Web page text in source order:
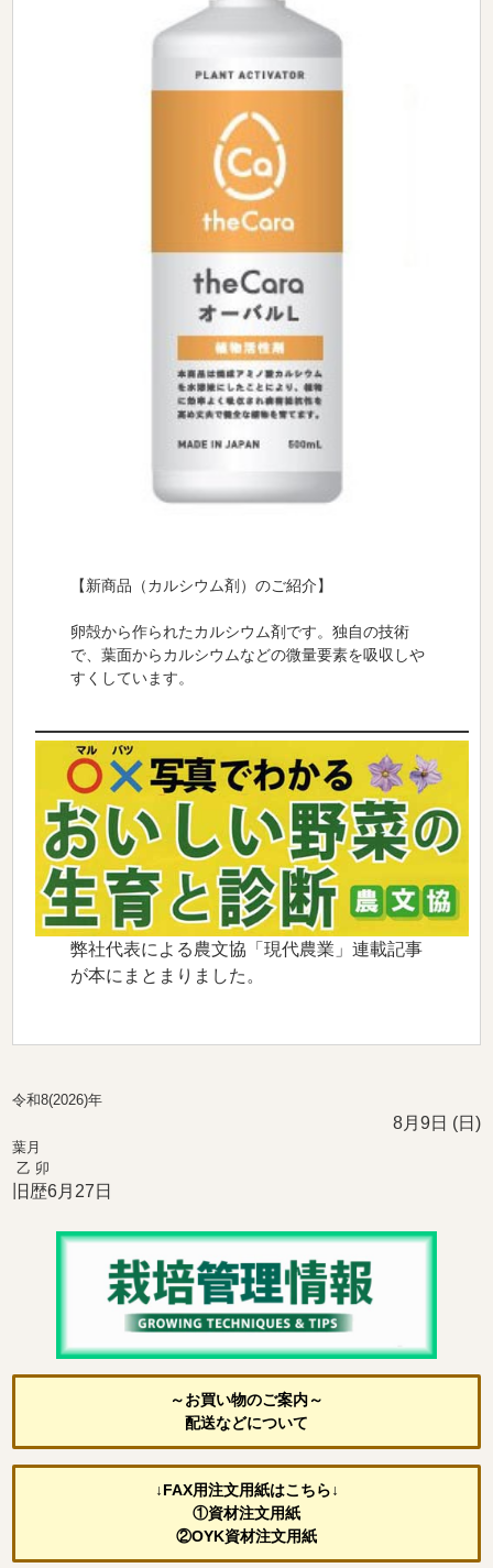
【新商品（カルシウム剤）のご紹介】
卵殻から作られたカルシウム剤 です。 独自の技術
で、葉面からカルシウムなどの微量要素を吸収しや
すくしています。
弊社代表による農文協「現代農業」連載記事
が本にまとまりました。
令和8(2026)年
8月9日 (日)
葉月
乙 卯
旧歴6月27日
～お買い物のご案内～
配送などについて
↓FAX用注文用紙はこちら↓
①資材注文用紙
②OYK資材注文用紙